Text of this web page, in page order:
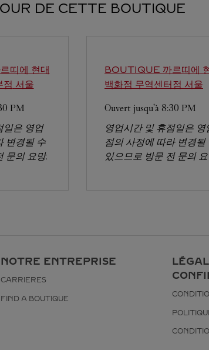
DE CETTE BOUTIQUE
띠에 현대
점 서울
PM
일은 영업
변경될 수
문의 요망.
BOUTIQUE 까르띠에
백화점 무역센터점 서울
Ouvert jusqu'à 8:30 PM
영업시간 및 휴점일은 영
점의 사정에 따라 변경될
있으므로 방문 전 문의 요
NOTRE ENTREPRISE
CARRIERES
FIND A BOUTIQUE